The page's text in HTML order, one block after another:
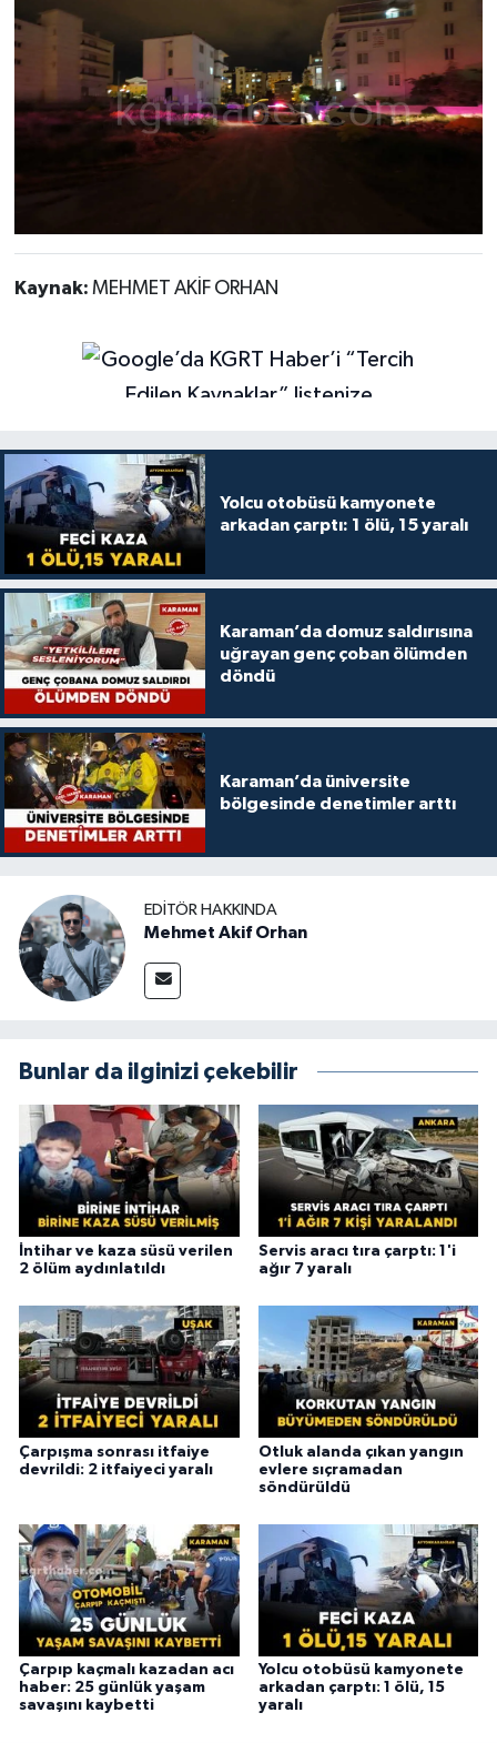
Kaynak: MEHMET AKİF ORHAN
Yolcu otobüsü kamyonete
arkadan çarptı: 1 ölü, 15 yaralı
Karaman’da domuz saldırısına
uğrayan genç çoban ölümden
döndü
Karaman’da üniversite
bölgesinde denetimler arttı
EDITÖR HAKKINDA
Mehmet Akif Orhan
Bunlar da ilginizi çekebilir
İntihar ve kaza süsü verilen
2 ölüm aydınlatıldı
Servis aracı tıra çarptı: 1'i
ağır 7 yaralı
Çarpışma sonrası itfaiye
devrildi: 2 itfaiyeci yaralı
Otluk alanda çıkan yangın
evlere sıçramadan
söndürüldü
Çarpıp kaçmalı kazadan acı
haber: 25 günlük yaşam
savaşını kaybetti
Yolcu otobüsü kamyonete
arkadan çarptı: 1 ölü, 15
yaralı